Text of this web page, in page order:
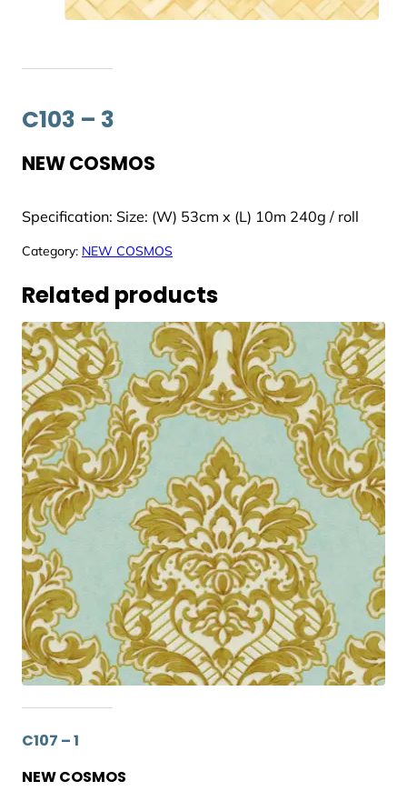
C103 – 3
NEW COSMOS
Specification: Size: (W) 53cm x (L) 10m 240g / roll
Category: NEW COSMOS
Related products
C107 – 1
NEW COSMOS